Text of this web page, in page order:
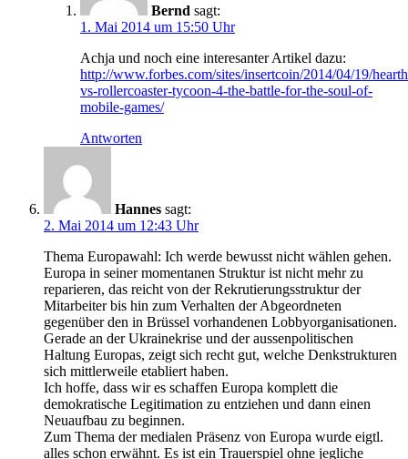
Bernd sagt:
1. Mai 2014 um 15:50 Uhr
Achja und noch eine interesanter Artikel dazu:
http://www.forbes.com/sites/insertcoin/2014/04/19/
vs-rollercoaster-tycoon-4-the-battle-for-the-soul-of-
mobile-games/
Antworten
Hannes sagt:
2. Mai 2014 um 12:43 Uhr
Thema Europawahl: Ich werde bewusst nicht wählen gehen.
Europa in seiner momentanen Struktur ist nicht mehr zu
reparieren, das reicht von der Rekrutierungsstruktur der
Mitarbeiter bis hin zum Verhalten der Abgeordneten
gegenüber den in Brüssel vorhandenen Lobbyorganisationen.
Gerade an der Ukrainekrise und der aussenpolitischen
Haltung Europas, zeigt sich recht gut, welche Denkstrukturen
sich mittlerweile etabliert haben.
Ich hoffe, dass wir es schaffen Europa komplett die
demokratische Legitimation zu entziehen und dann einen
Neuaufbau zu beginnen.
Zum Thema der medialen Präsenz von Europa wurde eigtl.
alles schon erwähnt. Es ist ein Trauerspiel ohne jegliche